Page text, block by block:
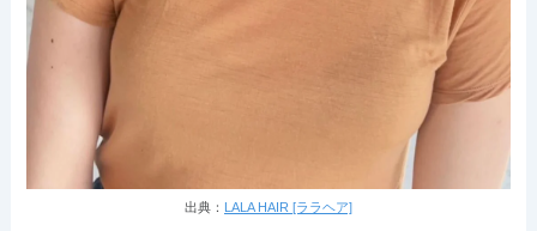
出典： LALA HAIR [ララヘア]